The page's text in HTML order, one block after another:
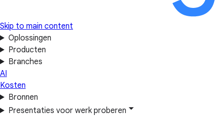
Skip to main content
Oplossingen
Producten
Branches
AI
Kosten
Bronnen
Presentaties voor werk proberen